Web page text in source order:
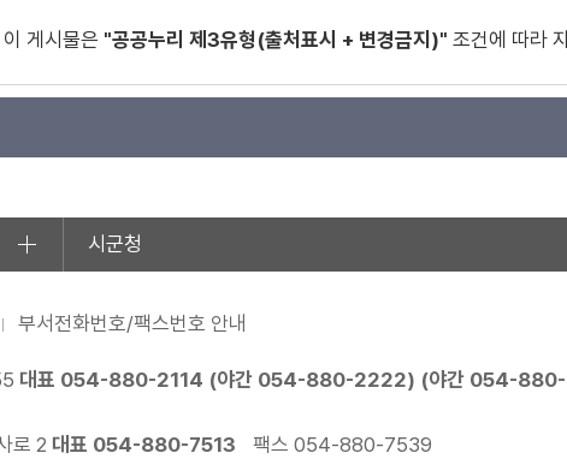
이 게시물은 "공공누리 제3유형(출처표시 + 변경금지)" 조건에 따라
시군청
부서전화번호/팩스번호 안내
대표 054-880-2114 (야간 054-880-2222) (야간 054-
로 2 대표 054-880-7513 팩스 054-880-7539